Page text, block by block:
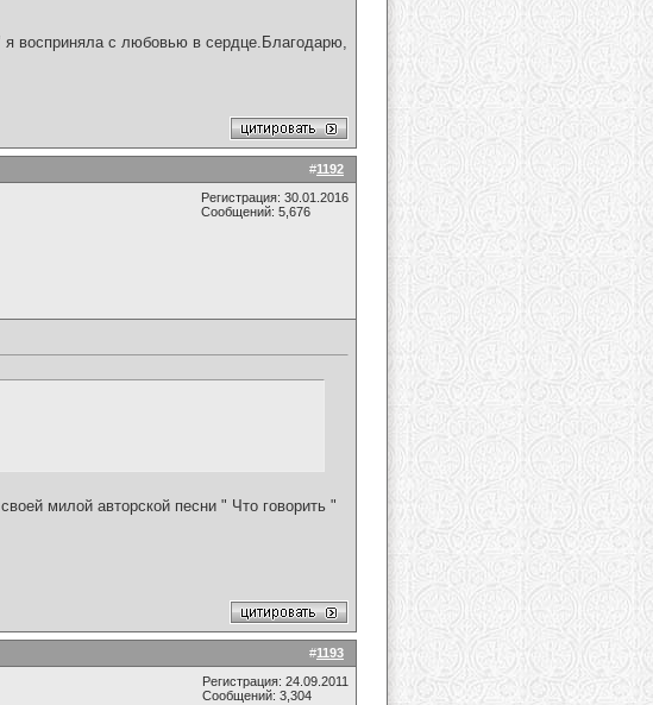
я восприняла с любовью в сердце.Благодарю,
#1192
Регистрация: 30.01.2016
Сообщений: 5,676
милой авторской песни " Что говорить "
#1193
Регистрация: 24.09.2011
Сообщений: 3,304